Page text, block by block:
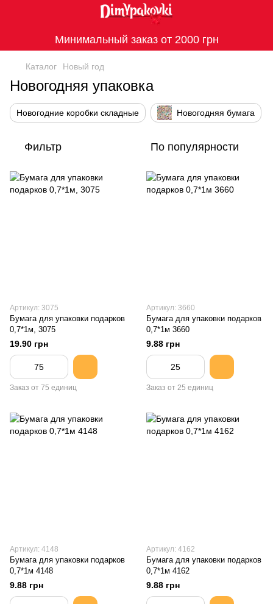
Минимальный заказ от 2000 грн
Каталог Новый год
Новогодняя упаковка
Новогодние коробки складные Новогодняя бумага
Фильтр По популярности
Артикул: 3075
Бумага для упаковки подарков
0,7*1м, 3075
19.90 грн
Заказ от 75 единиц
Артикул: 3660
Бумага для упаковки подарков
0,7*1м 3660
9.88 грн
Заказ от 25 единиц
Артикул: 4148
Бумага для упаковки подарков
0,7*1м 4148
9.88 грн
Артикул: 4162
Бумага для упаковки подарков
0,7*1м 4162
9.88 грн